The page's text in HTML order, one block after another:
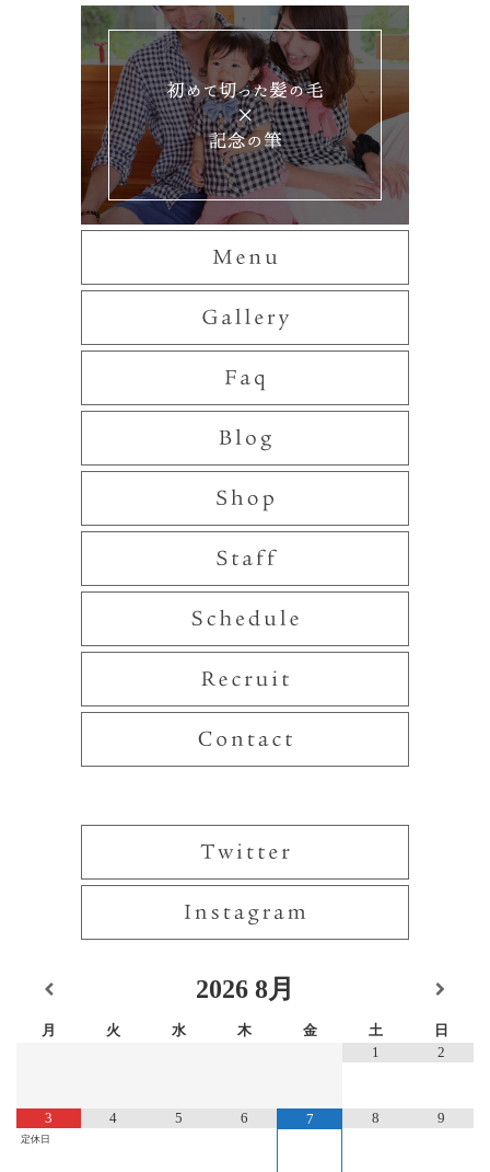
2026 8月
月 火 水 木 金 土
日
1
2
3
定休日
4 5 6 7 8 9